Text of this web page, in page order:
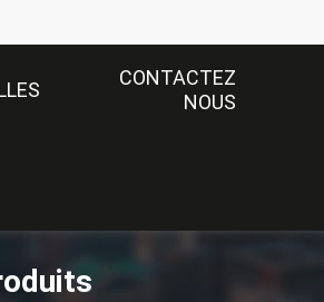
CONTACTEZ
NOUS